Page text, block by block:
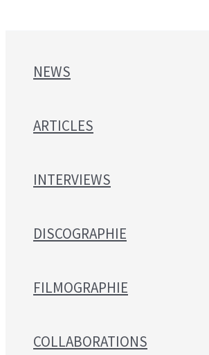
NEWS
ARTICLES
INTERVIEWS
DISCOGRAPHIE
FILMOGRAPHIE
COLLABORATIONS